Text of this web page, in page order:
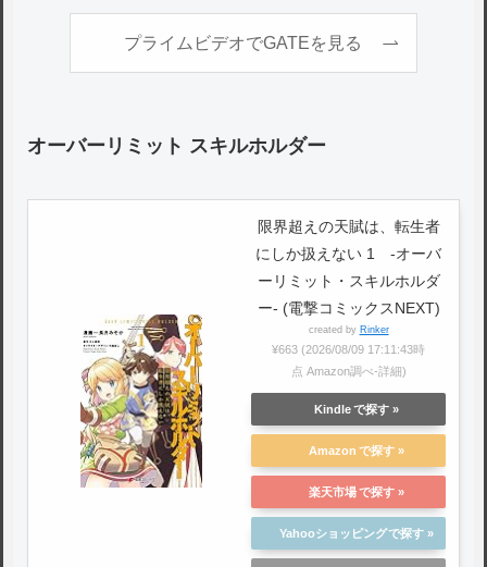
プライムビデオでGATEを見る
オーバーリミット スキルホルダー
限界超えの天賦は、転生者
にしか扱えない 1 ‐オーバ
ーリミット・スキルホルダ
ー‐ (電撃コミックスNEXT)
created by Rinker
¥663 (2026/08/09 17:11:43時
点 Amazon調べ-詳細)
Kindle
Amazon
楽天市場
Yahooショッピング